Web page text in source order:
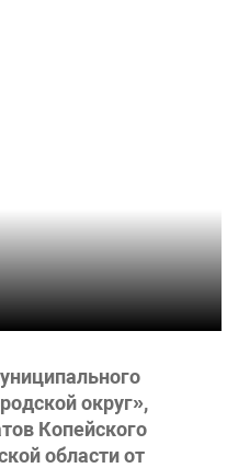
округ»,
Копейского
области от